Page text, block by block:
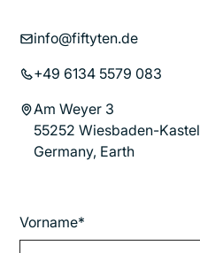
info@fiftyten.de
+49 6134 5579 083
Am Weyer 3
55252 Wiesbaden-Kastel
Germany, Earth
Vorname*